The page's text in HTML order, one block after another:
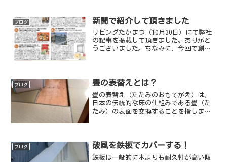
ので、躯体や外壁材を痛めてしまう原因
になります。
ブログ 新聞で紹介して頂きました
リビングたかまつ（10月30日）にて弊社
の記事を掲載して頂きました。ありがと
うございました。ちなみに、今回で創刊
ブログ 畳の表替えとは？
畳の表替え（たたみのおもてがえ）は、
日本の伝統的な床の仕組みである畳（た
たみ）の表面を交換することを指しま
ブログ 破風を鉄板でカバーする！
鉄板は一般的に木よりも耐久性が高い傾